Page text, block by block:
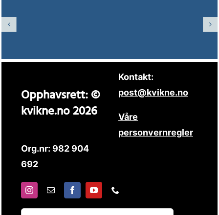
Opphavsrett: ©
kvikne.no 2026
Org.nr: 982 904
692
Kontakt:
post@kvikne.no
Våre
personvernregler